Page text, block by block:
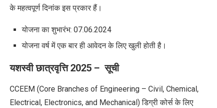
के महत्वपूर्ण दिनांक इस प्रकार हैं।
योजना का शुभारंभ: 07.06.2024
योजना वर्ष में एक बार ही आवेदन के लिए खुली होती है।
यशस्वी छात्रवृत्ति 2025 – सूची
CCEEM (Core Branches of Engineering – Civil, Chemical,
Electrical, Electronics, and Mechanical) डिग्री कोर्स के लिए